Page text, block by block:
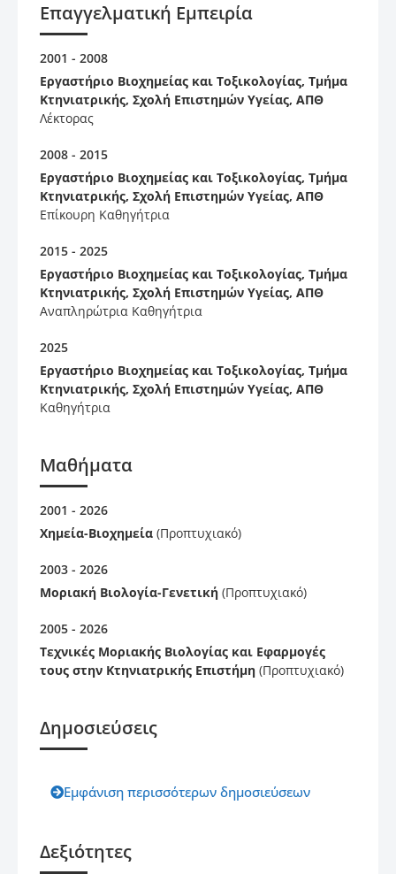
Επαγγελματική Εμπειρία
2001 - 2008
Εργαστήριο Βιοχημείας και Τοξικολογίας, Τμήμα
Κτηνιατρικής, Σχολή Επιστημών Υγείας, ΑΠΘ
Λέκτορας
2008 - 2015
Εργαστήριο Βιοχημείας και Τοξικολογίας, Τμήμα
Κτηνιατρικής, Σχολή Επιστημών Υγείας, ΑΠΘ
Επίκουρη Καθηγήτρια
2015 - 2025
Εργαστήριο Βιοχημείας και Τοξικολογίας, Τμήμα
Κτηνιατρικής, Σχολή Επιστημών Υγείας, ΑΠΘ
Αναπληρώτρια Καθηγήτρια
2025
Εργαστήριο Βιοχημείας και Τοξικολογίας, Τμήμα
Κτηνιατρικής, Σχολή Επιστημών Υγείας, ΑΠΘ
Καθηγήτρια
Μαθήματα
2001 - 2026
Χημεία-Βιοχημεία (Προπτυχιακό)
2003 - 2026
Μοριακή Βιολογία-Γενετική (Προπτυχιακό)
2005 - 2026
Τεχνικές Μοριακής Βιολογίας και Εφαρμογές
τους στην Κτηνιατρικής Επιστήμη (Προπτυχιακό)
Δημοσιεύσεις
Εμφάνιση περισσότερων δημοσιεύσεων
Δεξιότητες